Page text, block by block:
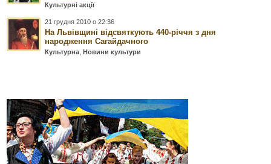
Культурні акції
21 грудня 2010 о 22:36
На Львівщині відсвяткують 440-річчя з дня
народження Сагайдачного
Культурна Новини культури